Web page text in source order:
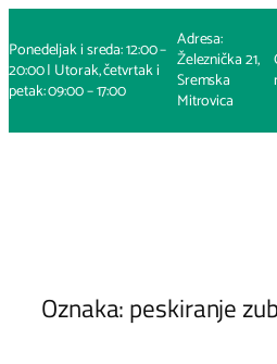
na
sadržaj
Ponedeljak i sreda: 12:00 –
20:00 | Utorak, četvrtak i
petak: 09:00 – 17:00
Adresa:
Železnička 21,
Sremska
Mitrovica
Oznaka: peskiranje